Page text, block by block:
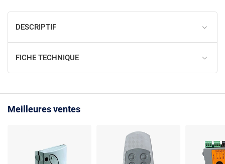
DESCRIPTIF
FICHE TECHNIQUE
Meilleures ventes